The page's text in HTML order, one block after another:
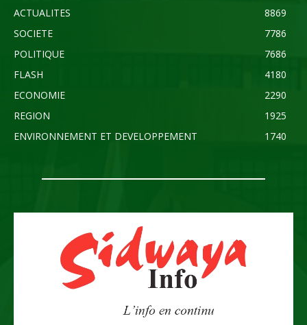
ACTUALITES
8869
SOCIETE
7786
POLITIQUE
7686
FLASH
4180
ECONOMIE
2290
REGION
1925
ENVIRONNEMENT ET DEVELOPPEMENT
1740